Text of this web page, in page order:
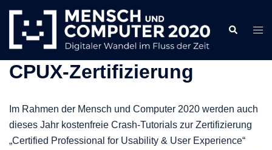
springen
Search
CPUX-Zertifizierung
Im Rahmen der Mensch und Computer 2020 werden auch
dieses Jahr kostenfreie Crash-Tutorials zur Zertifizierung
„Certified Professional for Usability & User Experience“